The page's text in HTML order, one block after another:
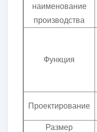
наименование
производства
Функция
Проектирование
Размер